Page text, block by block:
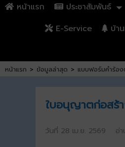
หน้าแรก ประชาสัมพันธ์
E-Service
บ้า
หน้าแรก > ข้อมูลล่าสุด > แบบฟอร์มคำร้อ
ใบอนุญาตก่อสร้า
วันที่ 28 เม.ย. 2569 อ่า